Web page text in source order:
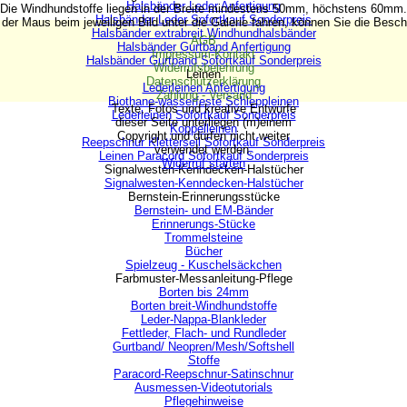
Halsbänder Leder Anfertigung
Halsbänder Leder Sofortkauf Sonderpreis
Halsbänder extrabreit Windhundhalsbänder
Halsbänder Gurtband Anfertigung
Halsbänder Gurtband Sofortkauf Sonderpreis
Leinen▼
Lederleinen Anfertigung
Biothane-wasserfeste Schleppleinen
Lederleinen Sofortkauf Sonderpreis
Koppelleinen
Reepschnur Kletterseil Sofortkauf Sonderpreis
Leinen Paracord Sofortkauf Sonderpreis
Signalwesten-Kenndecken-Halstücher▼
Signalwesten-Kenndecken-Halstücher
Bernstein-Erinnerungsstücke▼
Bernstein- und EM-Bänder
Erinnerungs-Stücke
Trommelsteine
Bücher
Spielzeug - Kuschelsäckchen
Farbmuster-Messanleitung-Pflege▼
Borten bis 24mm
Borten breit-Windhundstoffe
Leder-Nappa-Blankleder
Fettleder, Flach- und Rundleder
Gurtband/ Neopren/Mesh/Softshell
Stoffe
Paracord-Reepschnur-Satinschnur
Ausmessen-Videotutorials
Pflegehinweise
Die Windhundstoffe liegen in der Breite mindestens 50mm, höchstens 60mm.
Maus beim jeweiligen Bild unter die Galerie fahren, können Sie die
AGB
Impressum-Kontakt
Widerrufsbelehrung
Datenschutzerklärung
Zahlung - Versand
Texte, Fotos und kreative Entwürfe
dieser Seite unterliegen (m)einem
Copyright und dürfen nicht weiter
verwendet werden.
Widerruf starten